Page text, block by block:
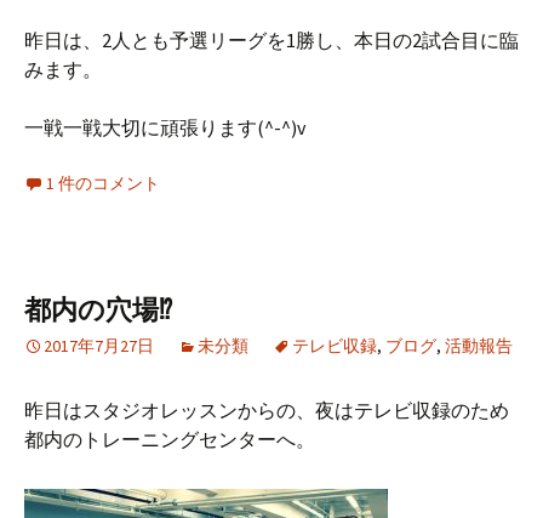
昨日は、2人とも予選リーグを1勝し、本日の2試合目に臨
みます。
一戦一戦大切に頑張ります(^-^)v
1 件のコメント
都内の穴場⁉︎
2017年7月27日 未分類 テレビ収録, ブログ, 活動報告
昨日はスタジオレッスンからの、夜はテレビ収録のため
都内のトレーニングセンターへ。